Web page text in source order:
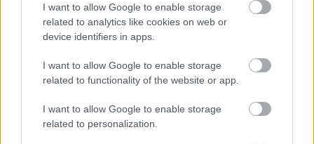
I want to allow Google to enable storage
related to analytics like cookies on web or
device identifiers in apps.
I want to allow Google to enable storage
related to functionality of the website or app.
I want to allow Google to enable storage
related to personalization.